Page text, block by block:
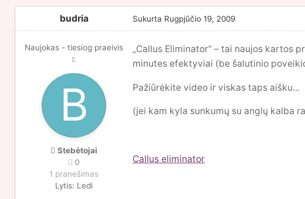
budria
Naujokas - tiesiog praeivis
Stebėtojai
0
1 pranešimas
Lytis: Ledi
Sukurta Rugpjūčio 19, 2009
„Callus Eliminator“ – tai naujos kartos
minutes efektyviai (be šalutinio
Pažiūrėkite video ir viskas taps aišku...
(jei kam kyla sunkumų su anglų kalba
Callus eliminator